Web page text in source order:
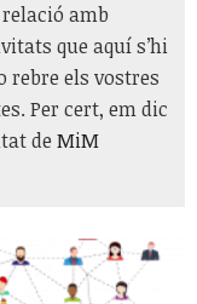
amb
que aquí s’hi
rebre els vostres
Per cert, em dic
de MiM